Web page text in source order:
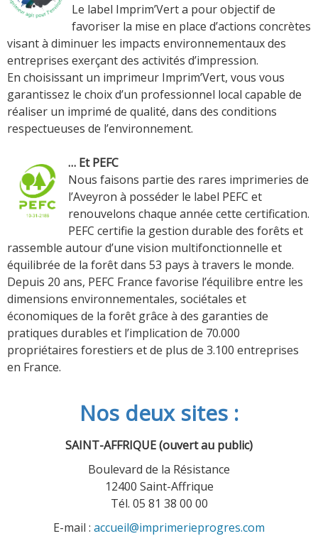
Le label Imprim’Vert a pour objectif de
favoriser la mise en place d’actions concrètes
visant à diminuer les impacts environnementaux des
entreprises exerçant des activités d’impression.
En choisissant un imprimeur Imprim’Vert, vous vous
garantissez le choix d’un professionnel local capable de
réaliser un imprimé de qualité, dans des conditions
respectueuses de l’environnement.
… Et PEFC
Nous faisons partie des rares imprimeries de
l’Aveyron à posséder le label PEFC et
renouvelons chaque année cette certification.
PEFC certifie la gestion durable des forêts et
rassemble autour d’une vision multifonctionnelle et
équilibrée de la forêt dans 53 pays à travers le monde.
Depuis 20 ans, PEFC France favorise l’équilibre entre les
dimensions environnementales, sociétales et
économiques de la forêt grâce à des garanties de
pratiques durables et l’implication de 70.000
propriétaires forestiers et de plus de 3.100 entreprises
en France.
Nos deux sites :
SAINT-AFFRIQUE (ouvert au public)
Boulevard de la Résistance
12400 Saint-Affrique
Tél. 05 81 38 00 00
E-mail : accueil@imprimerieprogres.com